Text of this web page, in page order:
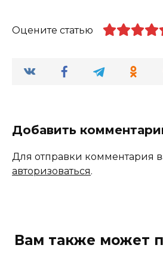
Оцените статью
Добавить
Для отправки комментария
авторизоваться.
Вам также может